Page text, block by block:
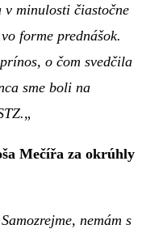
v minulosti čiastočne
forme prednášok.
o čom svedčila
sme boli na
„
Mečířa za okrúhly
nemám s